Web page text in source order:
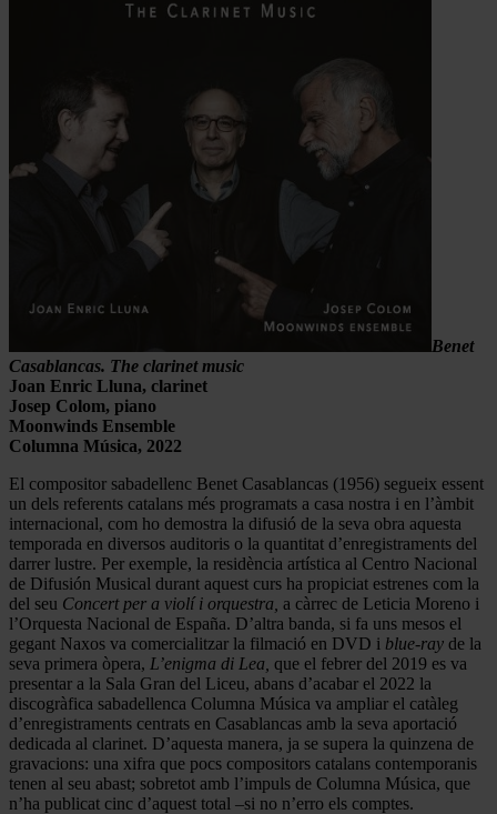
Benet
Casablancas. The clarinet music
Joan Enric Lluna, clarinet
Josep Colom, piano
Moonwinds Ensemble
Columna Música, 2022
El compositor sabadellenc Benet Casablancas (1956) segueix essent
un dels referents catalans més programats a casa nostra i en l’àmbit
internacional, com ho demostra la difusió de la seva obra aquesta
temporada en diversos auditoris o la quantitat d’enregistraments del
darrer lustre. Per exemple, la residència artística al Centro Nacional
de Difusión Musical durant aquest curs ha propiciat estrenes com la
del seu Concert per a violí i orquestra, a càrrec de Leticia Moreno i
l’Orquesta Nacional de España. D’altra banda, si fa uns mesos el
gegant Naxos va comercialitzar la filmació en DVD i blue-ray de la
seva primera òpera, L’enigma di Lea, que el febrer del 2019 es va
presentar a la Sala Gran del Liceu, abans d’acabar el 2022 la
discogràfica sabadellenca Columna Música va ampliar el catàleg
d’enregistraments centrats en Casablancas amb la seva aportació
dedicada al clarinet. D’aquesta manera, ja se supera la quinzena de
gravacions: una xifra que pocs compositors catalans contemporanis
tenen al seu abast; sobretot amb l’impuls de Columna Música, que
n’ha publicat cinc d’aquest total –si no n’erro els comptes.